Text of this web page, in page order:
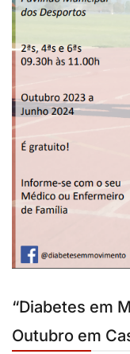
“Diabetes em
Outubro em